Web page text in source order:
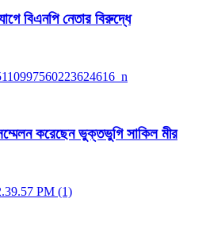
বিএনপি নেতার বিরুদ্ধে
করেছেন ভুক্তভুগি সাকিল মীর